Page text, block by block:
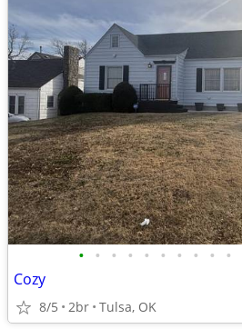
• • • • • • • • • •
Cozy
8/5 2br Tulsa, OK